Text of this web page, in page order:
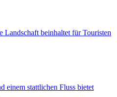
beinhaltet für Touristen
einem stattlichen Fluss bietet